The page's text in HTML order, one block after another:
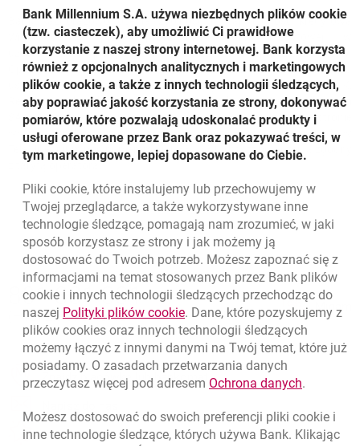
???link.opens.in.new.window???
Komunikat dotyczący limitów dziennych dla kart
płatniczych z dnia 25.04.2022 r.otwiera się w nowej karcie
???link.opens.in.new.window???
Komunikat dotyczący limitów dziennych dla kart
płatniczych z dnia 4.12.2021 r.otwiera się w nowej karcie
???link.opens.in.new.window???
Komunikat dotyczący limitów dziennych dla kart
płatniczych z dnia 15.08.2021 r.otwiera się w nowej karcie
???link.opens.in.new.window???
Regulamin kart kredytowych - obowiązuje dla umów
zawartych od 20.10.2021 r.otwiera się w nowej karcie
???link.opens.in.new.window???
Regulamin kart kredytowych (obowiązuje dla kart
kredytowych Banku Millennium i kart kredytowych z
oferty eurobanku) - obowiązuje dla umów zawartych do
19.10.2021 r.otwiera się w nowej karcie
???link.opens.in.new.window???
Regulamin promocji "Wyższy limit, większe możliwości" otwiera
???link.opens.in.new.window???
Regulamin promocji „Wrzesień z kartą kredytową
Mastercard Millennium”otwiera się w nowej karcie
???link.opens.in.new.window???
Regulamin promocji „Październik z kartą kredytową
Mastercard Millennium”otwiera się w nowej karcie
???link.opens.in.new.window???
Regulamin promocji „Listopad z kartą kredytową
Mastercard Millennium”otwiera się w nowej karcie
???link.opens.in.new.window???
Regulamin promocji „Zimowe zakupy z kartą kredytową
Millennium”otwiera się w nowej karcie
???link.opens.in.new.window???
Regulamin loterii promocyjnej "Z kartą kredytową Visa w
Banku Millennium"otwiera się w nowej karcie
Bank każdorazowo ocenia zdolność i wiarygodność kredytową
Wnioskodawcy przed przyznaniem karty kredytowej, w
uzasadnionych przypadkach może odmówić przyznania karty.
Opłaty, oprocentowanie oraz inne szczegóły zawarte są w Cenniku
usług – karty kredytowe, Cenniku usług - Płatności Mobilne BLIK,
Regulaminie kart kredytowych wydawanych przez Bank Millennium
SA, dostępnych w placówkach Banku oraz na stronie
www.bankmillennium.pl. Szczegóły oferty dostępne również w
TeleMillennium pod numerem 801 331 331. (koszt połączenia zgodny
z taryfą operatora).
Nawigacja dolna
Zadzwoń do nas
801 331 331
(+48) 22 598 40 40
Migam
Znajdź placówkę lub bankomat otwiera się w nowej karcie
Oceń nas otwiera się w nowej karcie
Bank Millennium S.A. używa niezbędnych plików cookie
(tzw. ciasteczek), aby umożliwić Ci prawidłowe
korzystanie z naszej strony internetowej. Bank korzysta
również z opcjonalnych analitycznych i marketingowych
plików cookie, a także z innych technologii śledzących,
aby poprawiać jakość korzystania ze strony, dokonywać
pomiarów, które pozwalają udoskonalać produkty i
usługi oferowane przez Bank oraz pokazywać treści, w
tym marketingowe, lepiej dopasowane do Ciebie.
Pliki cookie, które instalujemy lub przechowujemy w
Twojej przeglądarce, a także wykorzystywane inne
technologie śledzące, pomagają nam zrozumieć, w jaki
sposób korzystasz ze strony i jak możemy ją
dostosować do Twoich potrzeb. Możesz zapoznać się z
informacjami na temat stosowanych przez Bank plików
cookie i innych technologii śledzących przechodząc do
naszej Polityki plików cookielink otwiera się w nowym oknie
. Dane, które pozyskujemy z
plików cookies oraz innych technologii śledzących
możemy łączyć z innymi danymi na Twój temat, które już
posiadamy. O zasadach przetwarzania danych
przeczytasz więcej pod adresem Ochrona danychlink
.
Możesz dostosować do swoich preferencji pliki cookie i
inne technologie śledzące, których używa Bank. Klikając